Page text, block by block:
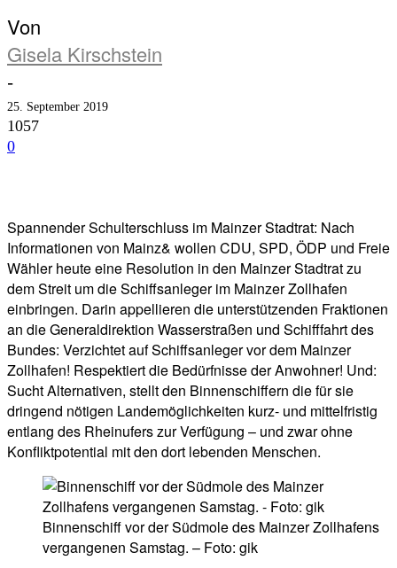
Von
Gisela Kirschstein
-
25. September 2019
1057
0
Spannender Schulterschluss im Mainzer Stadtrat: Nach
Informationen von Mainz& wollen CDU, SPD, ÖDP und Freie
Wähler heute eine Resolution in den Mainzer Stadtrat zu
dem Streit um die Schiffsanleger im Mainzer Zollhafen
einbringen. Darin appellieren die unterstützenden Fraktionen
an die Generaldirektion Wasserstraßen und Schifffahrt des
Bundes: Verzichtet auf Schiffsanleger vor dem Mainzer
Zollhafen! Respektiert die Bedürfnisse der Anwohner! Und:
Sucht Alternativen, stellt den Binnenschiffern die für sie
dringend nötigen Landemöglichkeiten kurz- und mittelfristig
entlang des Rheinufers zur Verfügung – und zwar ohne
Konfliktpotential mit den dort lebenden Menschen.
Binnenschiff vor der Südmole des Mainzer Zollhafens
vergangenen Samstag. – Foto: gik